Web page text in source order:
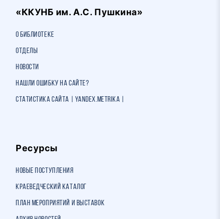
«ККУНБ им. А.С. Пушкина»
О библиотеке
Отделы
Новости
Нашли ошибку на сайте?
Статистика сайта | Yandex.Metrika |
Ресурсы
Новые поступления
Краеведческий каталог
План мероприятий и выставок